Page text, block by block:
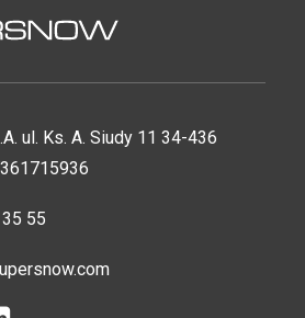
putere tun de zăpadă
ul. Ks. A. Siudy 11 34-436
55